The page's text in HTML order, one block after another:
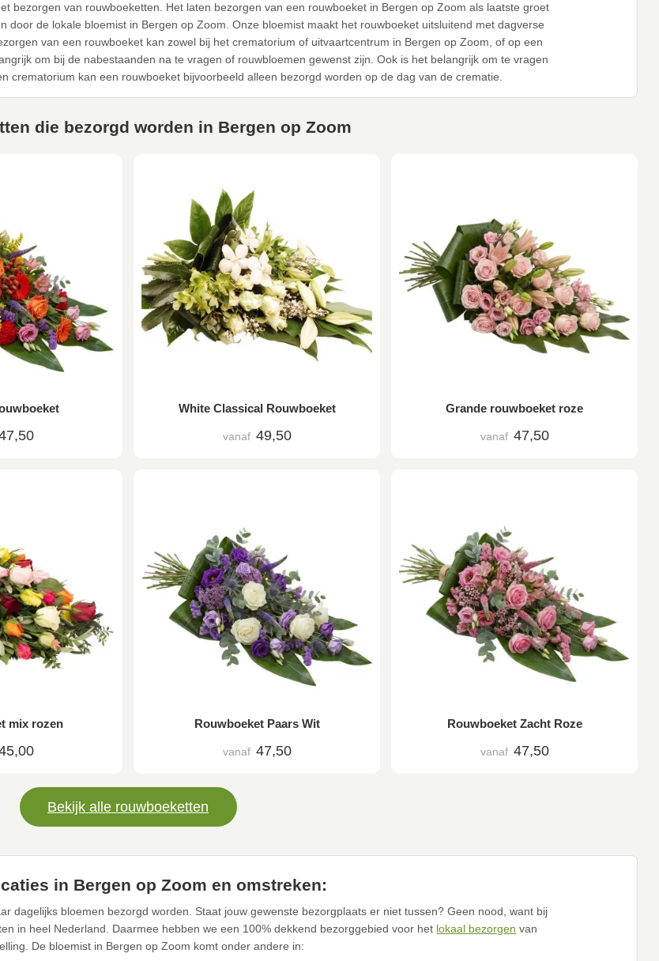
bezorgen van rouwboeketten. Het laten bezorgen van een rouwboeket in Bergen op Zoom als laatste groet
door de lokale bloemist in Bergen op Zoom. Onze bloemist maakt het rouwboeket uitsluitend met dagverse
van een rouwboeket kan zowel bij het crematorium of uitvaartcentrum in Bergen op Zoom, of op een
om bij de nabestaanden na te vragen of rouwbloemen gewenst zijn. Ook is het belangrijk om te vragen
crematorium kan een rouwboeket bijvoorbeeld alleen bezorgd worden op de dag van de crematie.
die bezorgd worden in Bergen op Zoom
White Classical Rouwboeket
vanaf 49,50
Grande rouwboeket roze
vanaf 47,50
mix rozen Rouwboeket Paars Wit
vanaf 47,50
Rouwboeket Zacht Roze
vanaf 47,50
Bekijk alle rouwboeketten
in Bergen op Zoom en omstreken:
dagelijks bloemen bezorgd worden. Staat jouw gewenste bezorgplaats er niet tussen? Geen nood, want bij
in heel Nederland. Daarmee hebben we een 100% dekkend bezorggebied voor het lokaal bezorgen van
De bloemist in Bergen op Zoom komt onder andere in: